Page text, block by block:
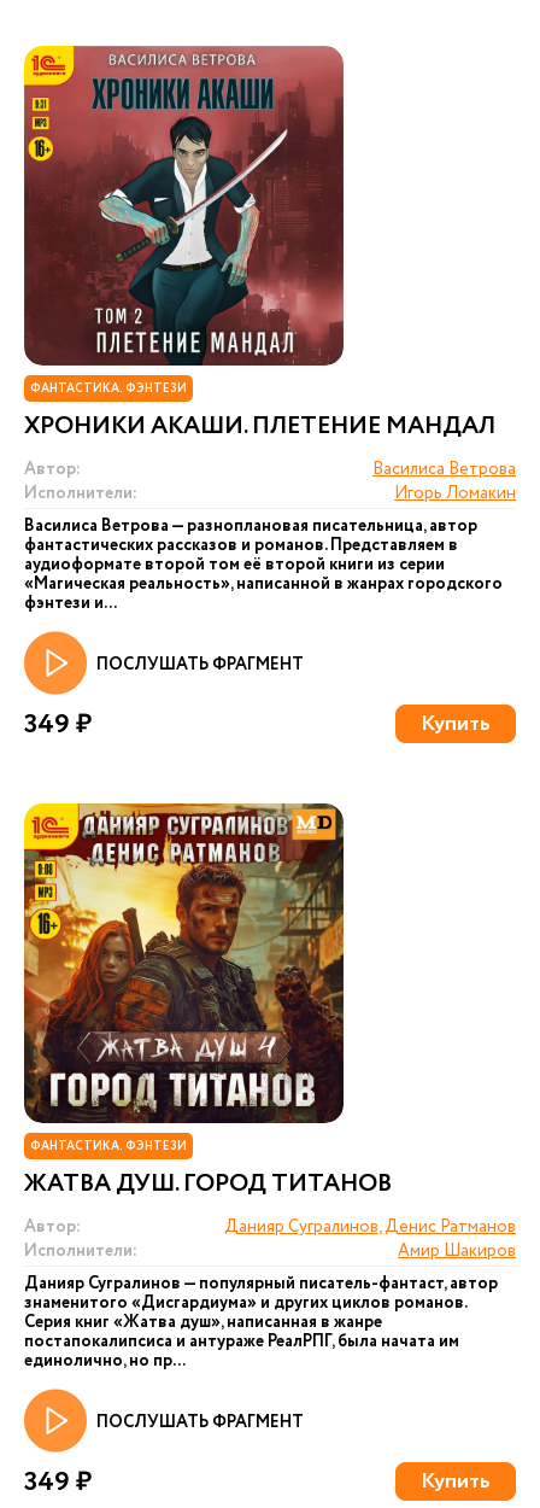
ФАНТАСТИКА. ФЭНТЕЗИ
ХРОНИКИ АКАШИ. ПЛЕТЕНИЕ МАНДАЛ
Автор:
Василиса Ветрова
Исполнители:
Игорь Ломакин
Василиса Ветрова — разноплановая писательница, автор
фантастических рассказов и романов. Представляем в
аудиоформате второй том её второй книги из серии
«Магическая реальность», написанной в жанрах городского
фэнтези и...
ПОСЛУШАТЬ ФРАГМЕНТ
349 ₽ Купить
ФАНТАСТИКА. ФЭНТЕЗИ
ЖАТВА ДУШ. ГОРОД ТИТАНОВ
Автор:
Данияр Сугралинов, Денис Ратманов
Исполнители:
Амир Шакиров
Данияр Сугралинов — популярный писатель-фантаст, автор
знаменитого «Дисгардиума» и других циклов романов.
Серия книг «Жатва душ», написанная в жанре
постапокалипсиса и антураже РеалРПГ, была начата им
единолично, но пр...
ПОСЛУШАТЬ ФРАГМЕНТ
349 ₽ Купить